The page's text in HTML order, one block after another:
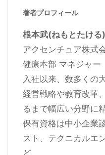
著者プロフィール
根本武(ねもとたける)
アクセンチュア株式
健康本部 マネジャー
入社以来、数多くの
経営戦略や教育改革
るまで幅広い分野に精
保有資格は中小企業
スト、テクニカルエ